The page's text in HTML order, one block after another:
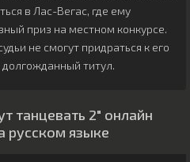
в Лас-Вегас, где ему
приз на местном конкурсе.
не смогут придраться к его
титул.
танцевать 2" онлайн
русском языке